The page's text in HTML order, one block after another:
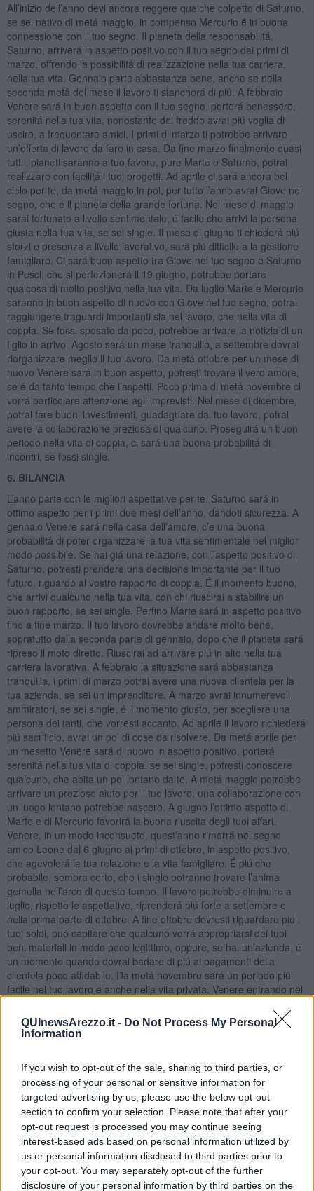
QUInewsArezzo.it - Do Not Process My Personal
Information
If you wish to opt-out of the sale, sharing to third parties, or
processing of your personal or sensitive information for
targeted advertising by us, please use the below opt-out
section to confirm your selection. Please note that after your
opt-out request is processed you may continue seeing
interest-based ads based on personal information utilized by
us or personal information disclosed to third parties prior to
your opt-out. You may separately opt-out of the further
disclosure of your personal information by third parties on the
All’inizio dell’anno devi ancora reggere qualche colpetto di Saturno,
se sei nativo di metá maggio, in compenso Mercurio é in buona
connessione con il tuo segno. Il pianeta della responsabilitá,
Saturno, arriverá in aspetto positivo con il tuo segno dai primi di
marzo, offrendo la possibilitá di realizzazione nella tua carriera,
nella tua vita. Gennaio parte abbastanza bene, anche se nella
seconda metá del mese il lavoro ti stancherá di piú. A febbraio
Venere sará in buon aspetto con il tuo segno, porterá benessere,
serenitá nella tua vita, nonostante del freddo avrai piú voglia di
uscire, a frequentare amici. I primi di marzo ti potrebbe arrivare
un’offerta di lavoro da fare in casa. Da fine marzo finalmente quasi
tutti i pianeti saranno a tuo favore, pure Marte e Saturno, potrai
realizzare con facilitá i tuoi progetti. Ad aprile ci sará ancora bel
cielo per te, da metá maggio in poi, per tutto l’anno avrai Giove nel
segno, che é il pianeta della grande fortuna. Nel mese di maggio
sarai fortunato a livello sentimentale, é facile che arrivi la persona
giusta nella tua vita, se sei single. Il mese di giugno ti chiederá piú
sforzi e presenza a livello lavorativo, sará piú difficile a la gestione
famigliare. Ci sará buon aspetto tra Giove nel tuo segno e Saturno
in Pesci, che si perfezionerá il 19 giugno, potrebbe portare
qualcosa di molto positivo nella tua vita. Da luglio Marte e Mercurio
saranno in buon aspetto di nuovo con Giove nel tuo segno, potrai
raggiungere traguardi importanti sia nel lavoro, che nella vita di
coppia. Se fossi sposato da poco, potrebbe arrivare la notizia di un
figlio in arrivo. Agosto sará un mese tranquillo, a settembre dovrai
riorganizzare meglio il tuo lavoro. Da metá ottobre per un mese di
nuovo Venere sará in buon aspetto, potresti trovare il vero amore,
se é da tanto tempo che l’aspetti. Poco prima di metá novembre ci
vorrá particolare attenzione agli imprevisti. Nel mese di dicembre,
potrai fare buoni investimenti, guadagnare dal tuo lavoro, potrai
avere la collaborazione preziosa di qualcuno. Proseguirá un buon
periodo nella vita di coppia, ci sará una buona probabilitá di
incontri, se fossi single.
6. BILANCIA
L’anno parte con le migliori aspettative per te. Saturno sará in
ottimo aspetto per i primi due mesi dell’anno, dandoti sicurezza. A
gennaio Venere sará nella casa dell’amore, c’e una buona
probabilitá di poter organizzare la tua vita sentimentale nel miglior
modo possibile. Se hai giá una relazione, con l’aspetto positivo di
Saturno, potresti prendere una decisione importante per il tuo
futuro, riguardo al vostro rapporto di coppia. É il momento buono,
che arrivi qualcuno nella tua vita, con chi riuscirai a stabilire un
buon rapporto, se sei single. Perfino Marte sará in aspetto positivo
fino a fine marzo. Il tuo lavoro dovrebbe andare molto bene,
sopratutto dalla seconda parte di gennaio, dopo che il pianeta sará
ripreso il moto diretto. Riuscirai ad arrivare piú in alto nella tua
carriera lavorativa. A febbraio la situazione sará abbastanza
tranquilla, i primi di marzo potrai avere una nuova clientela per la
tua azienda, se sei un imprenditore. A marzo avrai innumerevoli
ammiratori, se sei single, é il momento giusto, per scegliere una
persona dei tanti, che vorresti accanto. Ad aprile il lavoro richiederá
piú sacrificio, avrai un po’ di cose da risolvere. Da metá aprile per
un mesetto Venere sará di nuovo in aspetto positivo, porterá
serenitá nella tua vita di coppia, se sei single, potresti conoscere
qualcuno, che abita un po’ lontano da te. A metá maggio potrebbe
arrivare un prezioso aiuto per il tuo lavoro, una collaborazione con
un luogo lontano potrebbe nascere. A giugno l’ottimo aspetto di
Marte e di Mercurio favorirá la buona riuscita degli tuoi affari.
Venere, in un modo inconsueto, quest’anno rimarrá nel segno
amico Leone dal 6 giugno ai primi di ottobre, in aspetto positivo,
che agevolerá la tua relazione e la vita famigliare. É piú che
probabile, sembra certo, che i single potranno trovare l’anima
gemella nell’arco di questo tempo. Il lavoro potrebbe diminuire a
luglio, rispetto le aspettative, riprenderá piú forte a settembre e
nella prima parte di ottobre. A fine ottobre dovresti riguardare piú i
tuoi soldi, puó capitare che qualcuno vorrá appropriarsi dei tuoi
beni materiali in modo poco legittimo, oppure, se hai un’azienda, é
un momento quando dovrai badare di piú ai pagamenti della
clientela poco affidabile. Da metá novembre sará un periodo piú
facile nel tuo lavoro e anche nella vita privata. Venere entrando nel
dose di magnetismo, riuscirai ad ammagliare tutti. Nella seconda
settimana di dicembre potrai fare un affare vantaggioso, potresti